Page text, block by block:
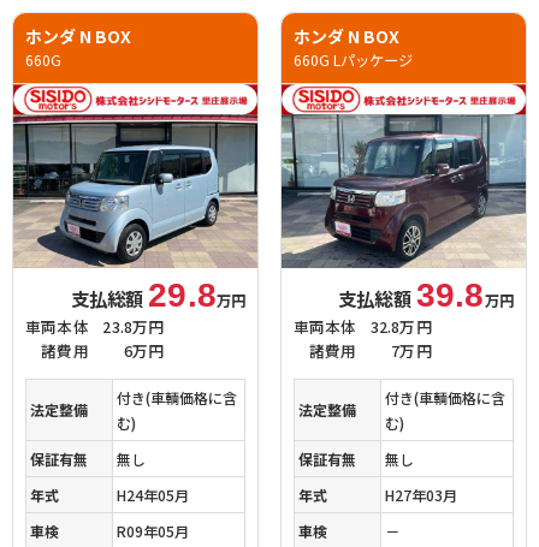
ホンダ N BOX
660G
支払総額 29.8万円
車両本体
23.8万円
諸費用
6万円
法定整備
付き(車輌価格に含
む)
保証有無
無し
年式
H24年05月
車検
R09年05月
ホンダ N BOX
660G Lパッケージ
支払総額39.8万円
車両本体
32.8万円
諸費用
7万円
法定整備
付き(車輌価格に含
む)
保証有無
無し
年式
H27年03月
車検
－